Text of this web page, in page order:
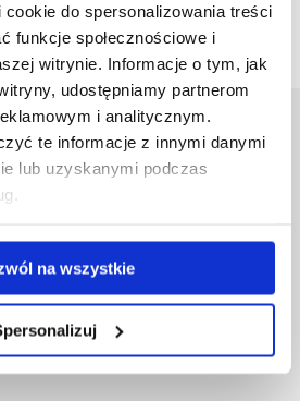
do spersonalizowania treści
funkcje społecznościowe i
witrynie. Informacje o tym, jak
udostępniamy partnerom
i analitycznym.
te informacje z innymi danymi
lub uzyskanymi podczas
na wszystkie
Rzeszowski
Rejtana 16C